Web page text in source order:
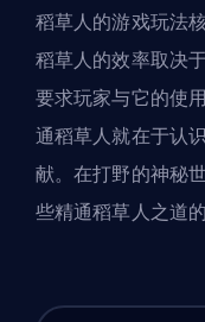
稻草人的游戏玩法
稻草人的效率取决
要求玩家与它的使
通稻草人就在于认
献。在打野的神秘
些精通稻草人之道